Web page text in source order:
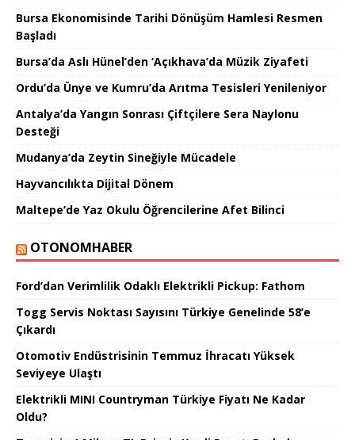
Bursa Ekonomisinde Tarihi Dönüşüm Hamlesi Resmen
Başladı
Bursa’da Aslı Hünel’den ‘Açıkhava’da Müzik Ziyafeti
Ordu’da Ünye ve Kumru’da Arıtma Tesisleri Yenileniyor
Antalya’da Yangın Sonrası Çiftçilere Sera Naylonu
Desteği
Mudanya’da Zeytin Sineğiyle Mücadele
Hayvancılıkta Dijital Dönem
Maltepe’de Yaz Okulu Öğrencilerine Afet Bilinci
OTONOMHABER
Ford’dan Verimlilik Odaklı Elektrikli Pickup: Fathom
Togg Servis Noktası Sayısını Türkiye Genelinde 58’e
Çıkardı
Otomotiv Endüstrisinin Temmuz İhracatı Yüksek
Seviyeye Ulaştı
Elektrikli MINI Countryman Türkiye Fiyatı Ne Kadar
Oldu?